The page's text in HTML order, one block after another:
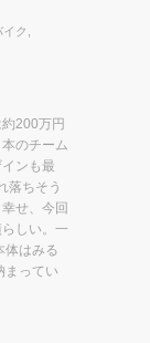
イク
200万円
のチーム
ンも最
落ちそう
せ、今回
しい。一
体はみる
まってい